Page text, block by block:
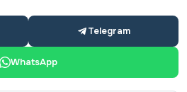
Telegram
WhatsApp